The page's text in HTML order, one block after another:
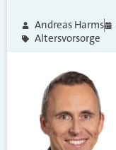
Andreas Harms
Altersvorsorge